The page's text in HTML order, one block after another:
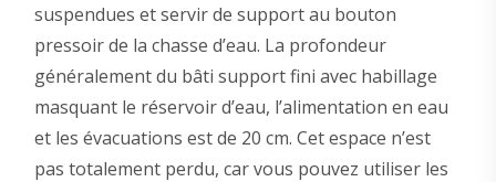
suspendues et servir de support au bouton
pressoir de la chasse d’eau. La profondeur
généralement du bâti support fini avec habillage
masquant le réservoir d’eau, l’alimentation en eau
et les évacuations est de 20 cm. Cet espace n’est
pas totalement perdu, car vous pouvez utiliser les